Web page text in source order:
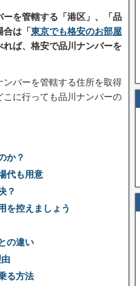
を管轄する「港区」、「品
合は「東京でも格安のお部屋
れば、格安で品川ナンバーを
バーを管轄する住所を取得
に行っても品川ナンバーの
か？
代も用意
？
を控えましょう
の違い
る方法